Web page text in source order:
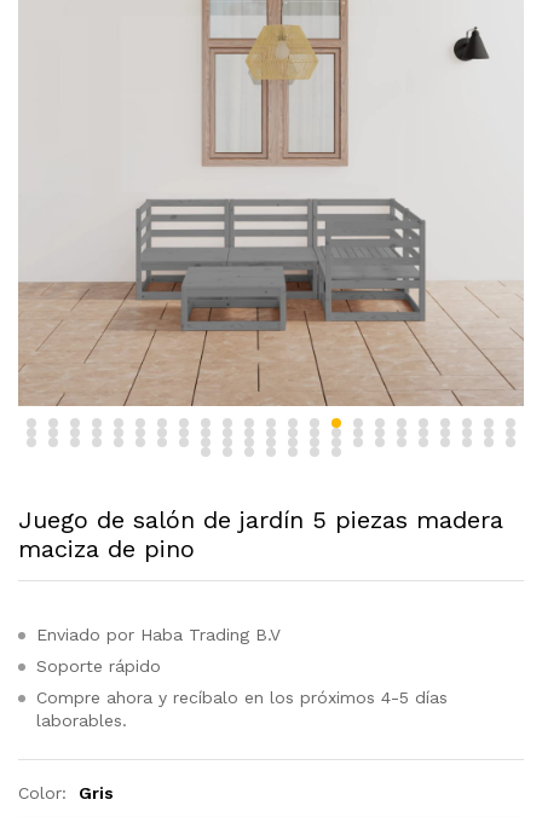
Juego de salón de jardín 5 piezas madera
maciza de pino
Enviado por Haba Trading B.V
Soporte rápido
Compre ahora y recíbalo en los próximos 4-5 días
laborables.
Color: Gris